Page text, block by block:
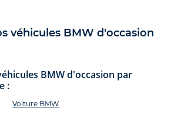
véhicules BMW d'occasion
BMW d'occasion par
:
Voiture BMW